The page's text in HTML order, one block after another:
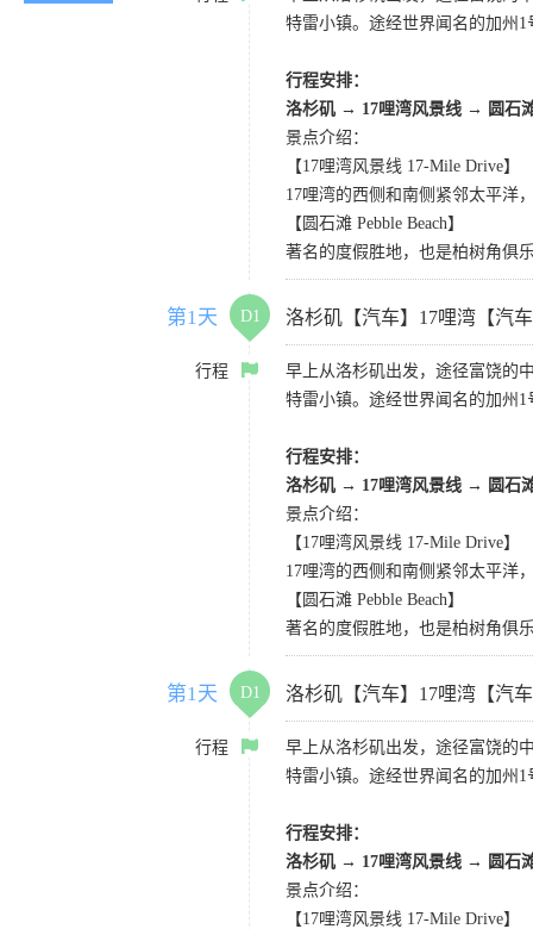
特雷小镇。途经世界闻名的加州
行程安排：
洛杉矶 → 17哩湾风景线 → 圆石
景点介绍：
【17哩湾风景线 17-Mile Drive】
17哩湾的西侧和南侧紧邻太平洋
【圆石滩 Pebble Beach】
著名的度假胜地，也是柏树角俱
第1天 D1 洛杉矶【汽车】17哩湾【汽
行程
早上从洛杉矶出发，途径富饶的
特雷小镇。途经世界闻名的加州
行程安排：
洛杉矶 → 17哩湾风景线 → 圆石
景点介绍：
【17哩湾风景线 17-Mile Drive】
17哩湾的西侧和南侧紧邻太平洋
【圆石滩 Pebble Beach】
著名的度假胜地，也是柏树角俱
第1天 D1 洛杉矶【汽车】17哩湾【汽
行程
早上从洛杉矶出发，途径富饶的
特雷小镇。途经世界闻名的加州
行程安排：
洛杉矶 → 17哩湾风景线 → 圆石
景点介绍：
【17哩湾风景线 17-Mile Drive】